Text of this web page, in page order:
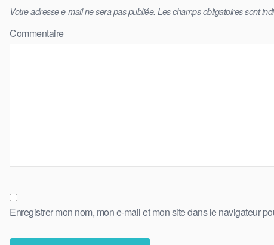
Votre adresse e-mail ne sera pas publiée. Les champs obligatoires sont
Commentaire
Enregistrer mon nom, mon e-mail et mon site dans le navigateur